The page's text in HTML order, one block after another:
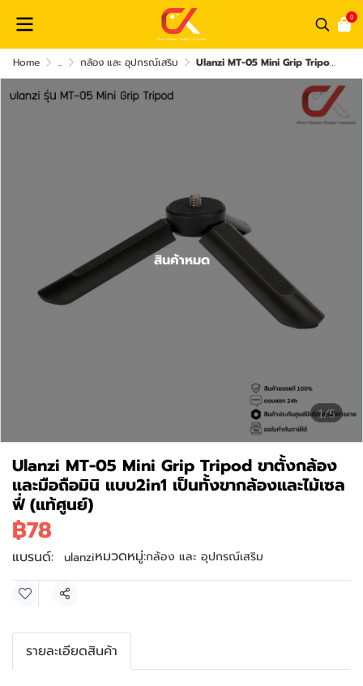
0
Home ... กล้อง และ อุปกรณ์เสริม Ulanzi MT-05 Mini Grip Tripod ขาตั้งกล้องและมือถือมินิ แบบ2in1 เป็นทั้งขากล้องและไม้เซลฟี่ (แท้ศูนย์)
1/5
สินค้าหมด
Ulanzi MT-05 Mini Grip Tripod ขาตั้งกล้อง
และมือถือมินิ แบบ2in1 เป็นทั้งขากล้องและไม้เซล
ฟี่ (แท้ศูนย์)
฿78
แบรนด์: ulanziหมวดหมู่:กล้อง และ อุปกรณ์เสริม
แชร์
รายละเอียดสินค้า